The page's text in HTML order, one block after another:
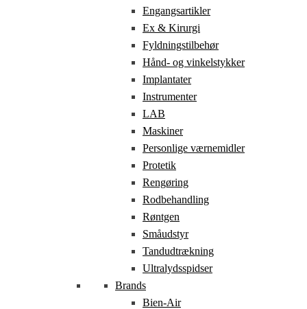
Engangsartikler
Ex & Kirurgi
Fyldningstilbehør
Hånd- og vinkelstykker
Implantater
Instrumenter
LAB
Maskiner
Personlige værnemidler
Protetik
Rengøring
Rodbehandling
Røntgen
Småudstyr
Tandudtrækning
Ultralydsspidser
Brands
Bien-Air